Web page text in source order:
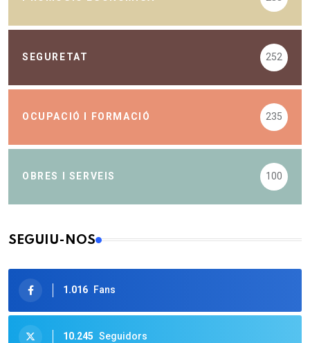
SEGURETAT 252
OCUPACIÓ I FORMACIÓ 235
OBRES I SERVEIS 100
SEGUIU-NOS
1.016 Fans
10.245 Seguidors